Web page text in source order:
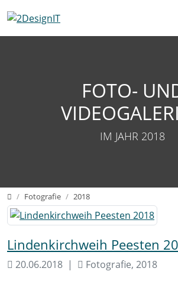
FOTO-
IM JAHR 2018
HomeFotografie 2018
Lindenkirchweih Peesten
20.06.2018
Fotografie, 2018